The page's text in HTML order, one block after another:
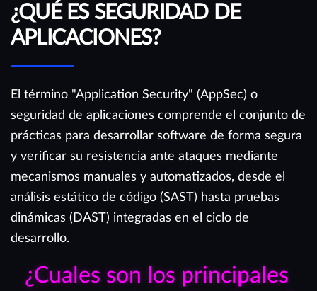
¿QUÉ ES SEGURIDAD DE
APLICACIONES?
El término "Application Security" (AppSec) o
seguridad de aplicaciones comprende el conjunto de
prácticas para desarrollar software de forma segura
y verificar su resistencia ante ataques mediante
mecanismos manuales y automatizados, desde el
análisis estático de código (SAST) hasta pruebas
dinámicas (DAST) integradas en el ciclo de
desarrollo.
¿Cuales son los principales